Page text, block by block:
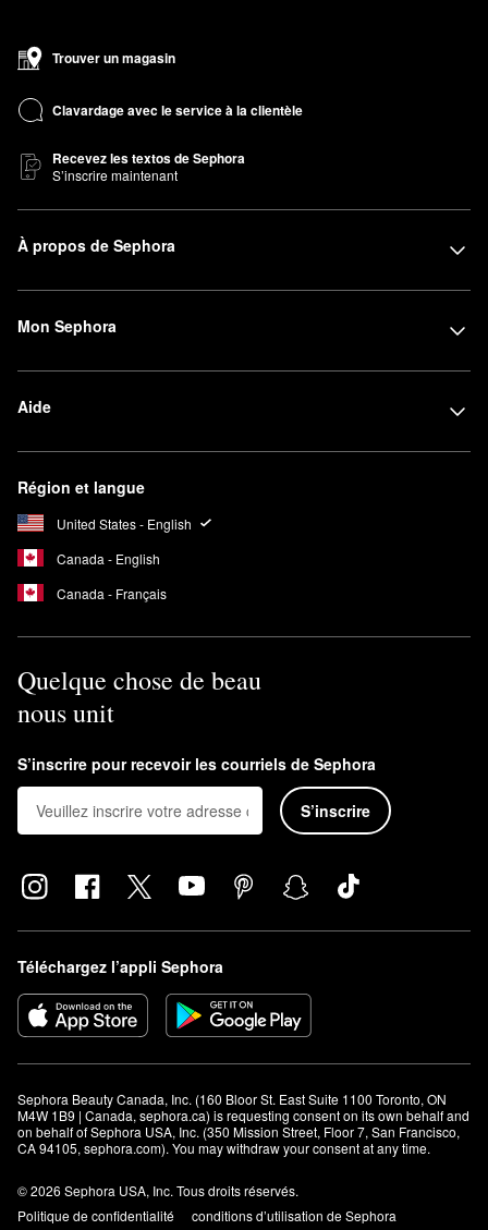
Trouver un magasin
Clavardage avec le service à la clientèle
Recevez les textos de Sephora
S’inscrire maintenant
À propos de Sephora
Mon Sephora
Aide
Région et langue
United States - English
Canada - English
Canada - Français
Quelque chose de beau
nous unit
S’inscrire pour recevoir les courriels de Sephora
S’inscrire
Téléchargez l’appli Sephora
Sephora Beauty Canada, Inc. (160 Bloor St. East Suite 1100 Toronto, ON
M4W 1B9 | Canada, sephora.ca) is requesting consent on its own behalf and
on behalf of Sephora USA, Inc. (350 Mission Street, Floor 7, San Francisco,
CA 94105, sephora.com). You may withdraw your consent at any time.
© 2026 Sephora USA, Inc. Tous droits réservés.
Politique de confidentialité
conditions d’utilisation de Sephora